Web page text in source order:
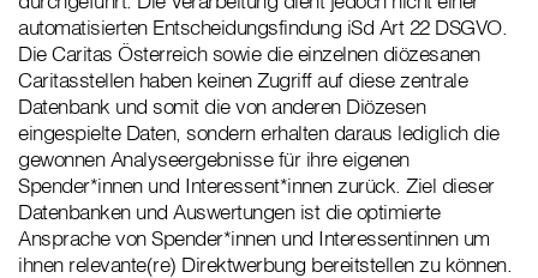
automatisierten Entscheidungsfindung iSd Art 22 DSGVO.
Die Caritas Österreich sowie die einzelnen diözesanen
Caritasstellen haben keinen Zugriff auf diese zentrale
Datenbank und somit die von anderen Diözesen
eingespielte Daten, sondern erhalten daraus lediglich die
gewonnen Analyseergebnisse für ihre eigenen
Spender*innen und Interessent*innen zurück. Ziel dieser
Datenbanken und Auswertungen ist die optimierte
Ansprache von Spender*innen und Interessentinnen um
ihnen relevante(re) Direktwerbung bereitstellen zu können.